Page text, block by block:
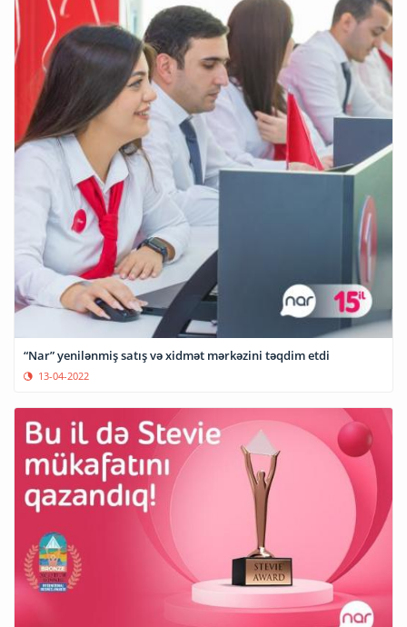
“Nar” yenilənmiş satış və xidmət mərkəzini təqdim etdi
13-04-2022